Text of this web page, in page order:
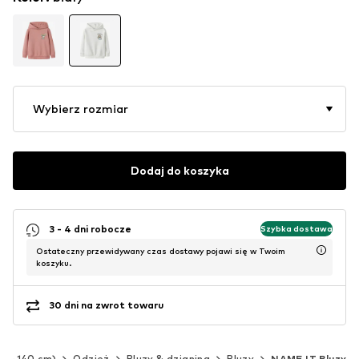
Wybierz rozmiar
Dodaj do koszyka
3 - 4 dni robocze Szybka dostawa
Ostateczny przewidywany czas dostawy pojawi się w Twoim
koszyku.
30 dni na zwrot towaru